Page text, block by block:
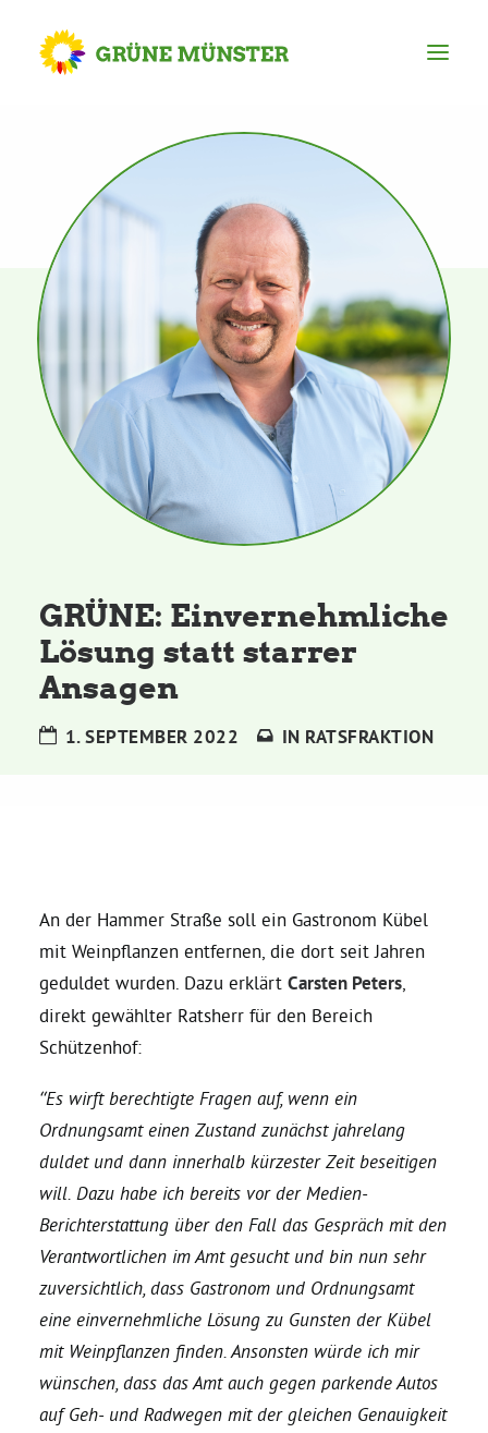
Partei
Kreisvorstand
Kreisgeschäftsstelle
Mitgliederversammlung
Ortsverbände
Kommissionen
Grünes Zentrum
Personen
Sylvia Rietenberg, MdB
Robin Korte, MdL
Daniel Freund, MdEP
Delegierte
Grüne im Rathaus
Ratsfraktion
Ratsanträge
GRÜNE: Einvernehmliche
Lösung statt starrer
Ansagen
1. SEPTEMBER 2022 IN RATSFRAKTION
An der Hammer Straße soll ein Gastronom Kübel
mit Weinpflanzen entfernen, die dort seit Jahren
geduldet wurden. Dazu erklärt Carsten Peters
direkt gewählter Ratsherr für den Bereich
Schützenhof:
“Es wirft berechtigte Fragen auf, wenn ein
Ordnungsamt einen Zustand zunächst jahrelang
duldet und dann innerhalb kürzester Zeit beseitigen
will. Dazu habe ich bereits vor der Medien-
Berichterstattung über den Fall das Gespräch mit den
Verantwortlichen im Amt gesucht und bin nun sehr
zuversichtlich, dass Gastronom und Ordnungsamt
eine einvernehmliche Lösung zu Gunsten der Kübel
mit Weinpflanzen finden. Ansonsten würde ich mir
wünschen, dass das Amt auch gegen parkende Autos
auf Geh- und Radwegen mit der gleichen Genauigkeit